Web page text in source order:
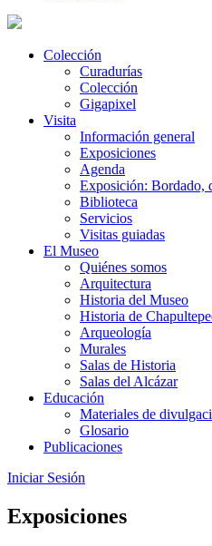
Colección
Curadurías
Colección
Gigapixel
Visita
Información general
Exposiciones
Agenda
Exposición: Bordado,
Biblioteca
Servicios
Visitas guiadas
El Museo
Quiénes somos
Arquitectura
Historia del Museo
Historia de
Arqueología
Murales
Salas de Historia
Salas del Alcázar
Educación
Materiales de
Glosario
Publicaciones
Iniciar Sesión
Exposiciones